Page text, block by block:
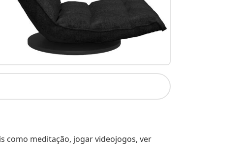
como meditação, jogar videojogos, ver